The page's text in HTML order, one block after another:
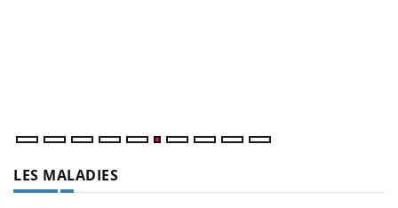
LES MALADIES